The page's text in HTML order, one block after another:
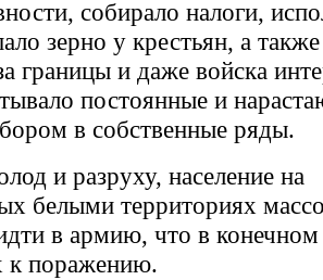
собирало налоги,
зерно у крестьян, а
границы и даже войска
постоянные и
в собственные ряды.
и разруху, население на
белыми территориях
в армию, что в конечном
к поражению.